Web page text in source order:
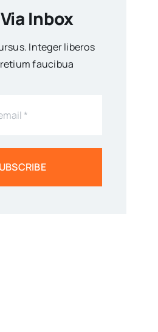
Inbox
Integer liberos
faucibua